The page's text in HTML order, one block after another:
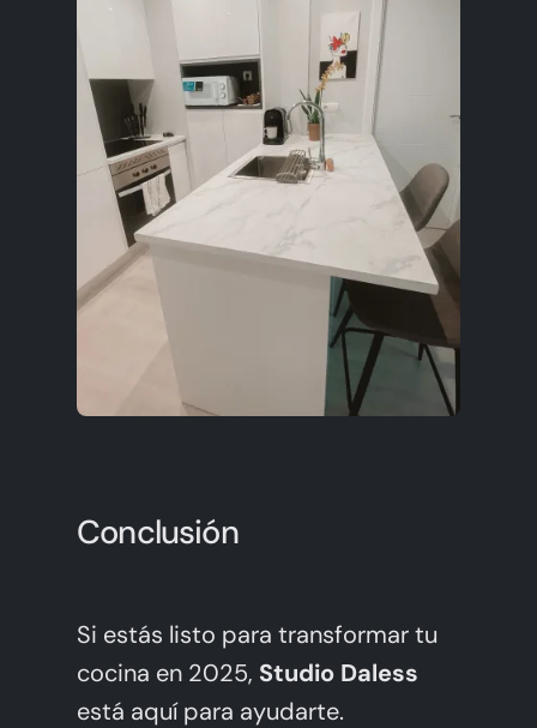
Conclusión
Si estás listo para transformar tu
cocina en 2025, Studio Daless
está aquí para ayudarte.